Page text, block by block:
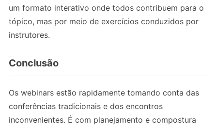
um formato interativo onde todos contribuem para o
tópico, mas por meio de exercícios conduzidos por
instrutores.
Conclusão
Os webinars estão rapidamente tomando conta das
conferências tradicionais e dos encontros
inconvenientes. É com planejamento e compostura